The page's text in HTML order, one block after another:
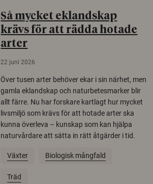
Så mycket eklandskap
krävs för att rädda hotade
arter
22 juni 2026
Över tusen arter behöver ekar i sin närhet, men
gamla eklandskap och naturbetesmarker blir
allt färre. Nu har forskare kartlagt hur mycket
livsmiljö som krävs för att hotade arter ska
kunna överleva – kunskap som kan hjälpa
naturvårdare att sätta in rätt åtgärder i tid.
Växter Biologisk mångfald
Träd